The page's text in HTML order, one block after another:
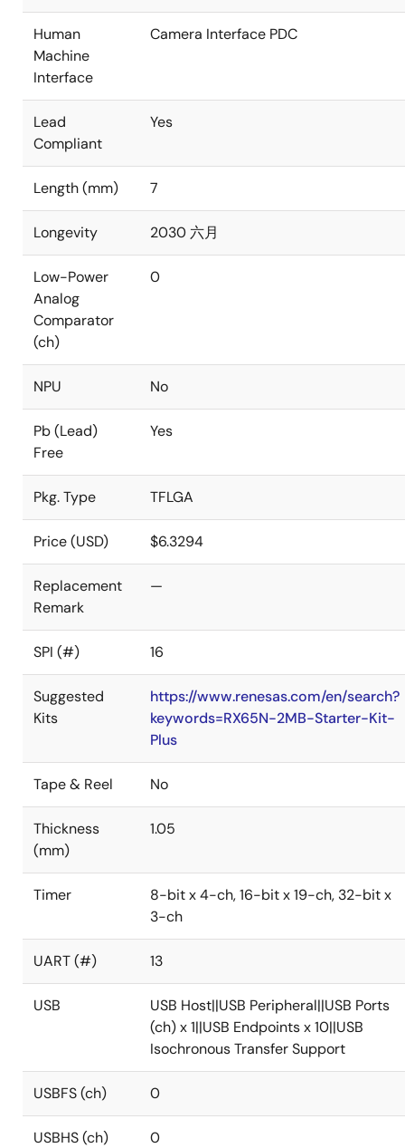
Human
Machine
Interface
Camera Interface PDC
Lead
Compliant
Yes
Length (mm) 7
Longevity 2030 六月
Low-Power
Analog
Comparator
(ch)
0
NPU No
Pb (Lead)
Free
Yes
Pkg. Type TFLGA
Price (USD) $6.3294
Replacement
Remark
—
SPI (#) 16
Suggested
Kits
https://www.renesas.com/en/search?
keywords=RX65N-2MB-Starter-Kit-
Plus
Tape & Reel No
Thickness
(mm)
1.05
Timer
8-bit x 4-ch, 16-bit x 19-ch, 32-bit x
3-ch
UART (#) 13
USB
USB Host||USB Peripheral||USB Ports
(ch) x 1||USB Endpoints x 10||USB
Isochronous Transfer Support
USBFS (ch) 0
USBHS (ch) 0